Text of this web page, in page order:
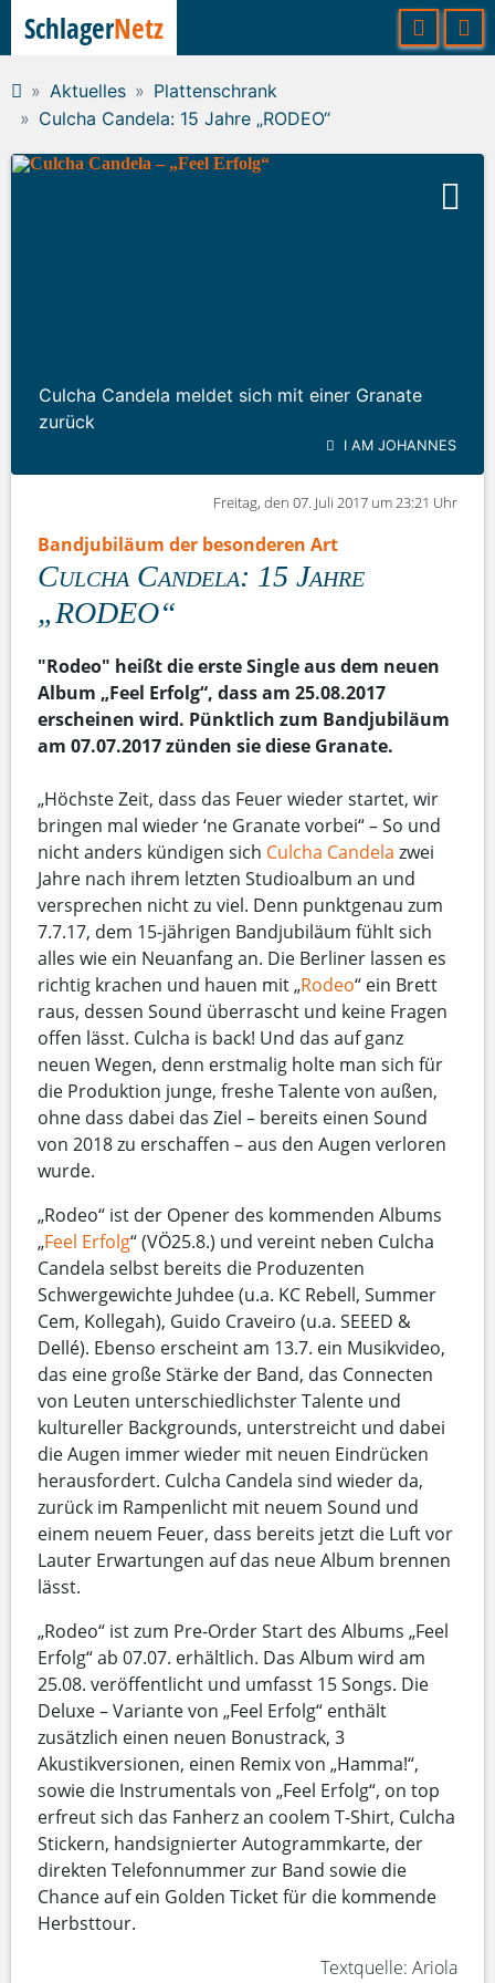
Aktuelles
Plattenschrank
Culcha Candela: 15 Jahre „RODEO“
Culcha Candela meldet sich mit einer Granate
zurück
I AM JOHANNES
Freitag, den 07. Juli 2017 um 23:21 Uhr
Bandjubiläum der besonderen Art
Culcha Candela: 15 Jahre
„RODEO“
"Rodeo" heißt die erste Single aus dem neuen
Album „Feel Erfolg“, dass am 25.08.2017
erscheinen wird. Pünktlich zum Bandjubiläum
am 07.07.2017 zünden sie diese Granate.
„Höchste Zeit, dass das Feuer wieder startet, wir
bringen mal wieder ‘ne Granate vorbei“ – So und
nicht anders kündigen sich Culcha Candela zwei
Jahre nach ihrem letzten Studioalbum an und
versprechen nicht zu viel. Denn punktgenau zum
7.7.17, dem 15-jährigen Bandjubiläum fühlt sich
alles wie ein Neuanfang an. Die Berliner lassen es
richtig krachen und hauen mit „Rodeo“ ein Brett
raus, dessen Sound überrascht und keine Fragen
offen lässt. Culcha is back! Und das auf ganz
neuen Wegen, denn erstmalig holte man sich für
die Produktion junge, freshe Talente von außen,
ohne dass dabei das Ziel – bereits einen Sound
von 2018 zu erschaffen – aus den Augen verloren
wurde.
„Rodeo“ ist der Opener des kommenden Albums
„Feel Erfolg“ (VÖ25.8.) und vereint neben Culcha
Candela selbst bereits die Produzenten
Schwergewichte Juhdee (u.a. KC Rebell, Summer
Cem, Kollegah), Guido Craveiro (u.a. SEEED &
Dellé). Ebenso erscheint am 13.7. ein Musikvideo,
das eine große Stärke der Band, das Connecten
von Leuten unterschiedlichster Talente und
kultureller Backgrounds, unterstreicht und dabei
die Augen immer wieder mit neuen Eindrücken
herausfordert. Culcha Candela sind wieder da,
zurück im Rampenlicht mit neuem Sound und
einem neuem Feuer, dass bereits jetzt die Luft vor
Lauter Erwartungen auf das neue Album brennen
lässt.
„Rodeo“ ist zum Pre-Order Start des Albums „Feel
Erfolg“ ab 07.07. erhältlich. Das Album wird am
25.08. veröffentlicht und umfasst 15 Songs. Die
Deluxe – Variante von „Feel Erfolg“ enthält
zusätzlich einen neuen Bonustrack, 3
Akustikversionen, einen Remix von „Hamma!“,
sowie die Instrumentals von „Feel Erfolg“, on top
erfreut sich das Fanherz an coolem T-Shirt, Culcha
Stickern, handsignierter Autogrammkarte, der
direkten Telefonnummer zur Band sowie die
Chance auf ein Golden Ticket für die kommende
Herbsttour.
Textquelle: Ariola
SchlagerNetz